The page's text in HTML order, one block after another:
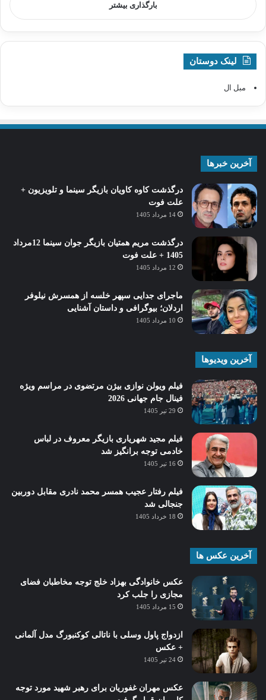
بارگذاری بیشتر
لینک دوستان
مبل ال
آخرین خبرها
درگذشت کاوه کاویان بازیگر سینما و تلویزیون +
علت فوت
14 مرداد 1405
درگذشت مریم همتیان بازیگر جوان سینما 12مرداد
1405 + علت فوت
12 مرداد 1405
ماجرای جدایی سپهر خلسه از همسرش نیلوفر
اردلان؛ بیوگرافی و داستان آشنایی
10 مرداد 1405
آخرین ویدیوها
فیلم ویولن نوازی بیژن مرتضوی در مراسم ویژه
فینال جام جهانی 2026
29 تیر 1405
فیلم مجید شهریاری بازیگر معروف در لباس
خادمی توجه برانگیز شد
16 تیر 1405
فیلم رفتار عجیب همسر محمد نادری مقابل دوربین
جنجالی شد
18 خرداد 1405
آخرین عکس ها
عکس خانوادگی بهزاد خلج توجه مخاطبان فضای
مجازی را جلب کرد
15 مرداد 1405
ازدواج پاول وسلی با ناتالی کوکنبورگ مدل آلمانی
+ عکس
24 تیر 1405
عکس مهران غفوریان برای رهبر شهید مورد توجه